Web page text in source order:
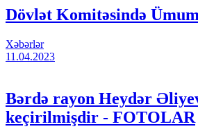
Dövlət Komitəsində
Xəbərlər
11.04.2023
Bərdə rayon Heydər
keçirilmişdir - FOTOLAR